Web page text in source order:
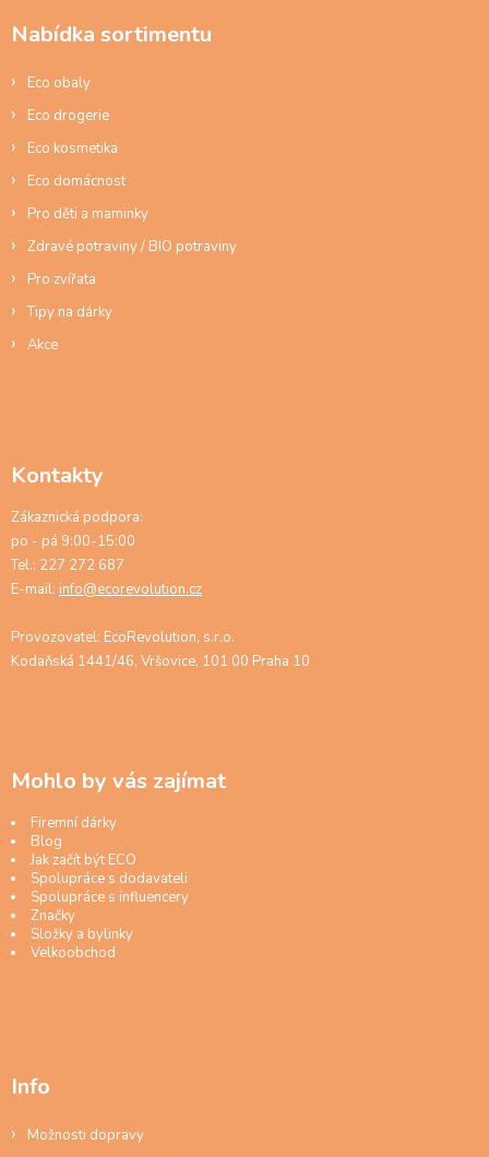
Nabídka sortimentu
Eco obaly
Eco drogerie
Eco kosmetika
Eco domácnost
Pro děti a maminky
Zdravé potraviny / BIO potraviny
Pro zvířata
Tipy na dárky
Akce
Kontakty
Zákaznická podpora:
po - pá 9:00-15:00
Tel.: 227 272 687
E-mail: info@ecorevolution.cz
Provozovatel: EcoRevolution, s.r.o.
Kodaňská 1441/46, Vršovice, 101 00 Praha 10
Mohlo by vás zajímat
Firemní dárky
Blog
Jak začít být ECO
Spolupráce s dodavateli
Spolupráce s influencery
Značky
Složky a bylinky
Velkoobchod
Info
Možnosti dopravy